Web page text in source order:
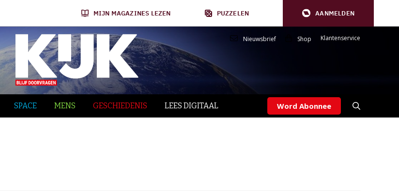
MIJN MAGAZINES LEZEN PUZZELEN AANMELDEN
Nieuwsbrief Shop Klantenservice
SPACE MENS GESCHIEDENIS LEES DIGITAAL Word Abonnee